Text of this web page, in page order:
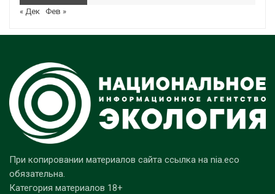
« Дек Фев »
При копировании материалов сайта ссылка на nia.eco
обязательна.
Категория материалов 18+